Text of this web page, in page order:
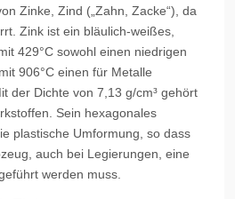
Zinke, Zind („Zahn, Zacke“), da
Zink ist ein bläulich-weißes,
429°C sowohl einen niedrigen
906°C einen für Metalle
der Dichte von 7,13 g/cm³ gehört
Sein hexagonales
plastische Umformung, so dass
auch bei Legierungen, eine
werden muss.